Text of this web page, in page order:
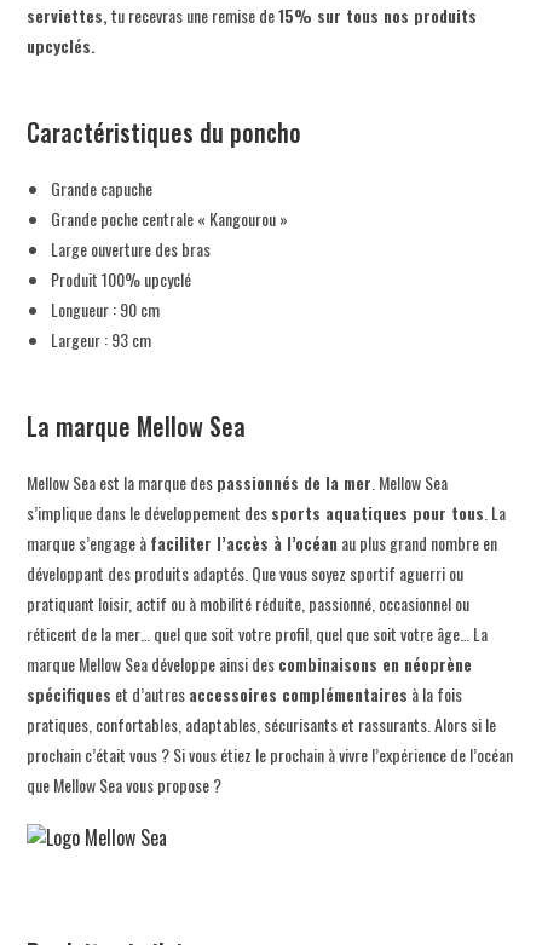
serviettes,tu recevras une remise de15% sur tous nos produits
upcyclés.
Caractéristiques du poncho
Grande capuche
Grande poche centrale « Kangourou »
Large ouverture des bras
Produit 100% upcyclé
Longueur : 90 cm
Largeur : 93 cm
La marque Mellow Sea
Mellow Sea est la marque despassionnés de la mer . Mellow Sea
s’implique dans le développement dessports aquatiques pour tous . La
marque s’engage àfaciliter l’accès à l’océan au plus grand nombre en
développant des produits adaptés. Que vous soyez sportif aguerri ou
pratiquant loisir, actif ou à mobilité réduite, passionné, occasionnel ou
réticent de la mer… quel que soit votre profil, quel que soit votre âge… La
marque Mellow Sea développe ainsi descombinaisons en néoprène
spécifiques et d’autresaccessoires complémentaires à la fois
pratiques, confortables, adaptables, sécurisants et rassurants. Alors si le
prochain c’était vous ? Si vous étiez le prochain à vivre l’expérience de l’océan
que Mellow Sea vous propose ?